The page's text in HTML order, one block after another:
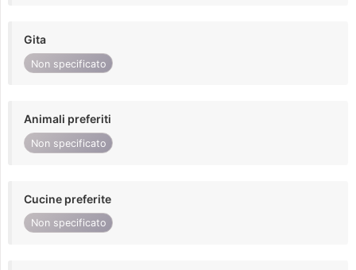
Gita
Non specificato
Animali preferiti
Non specificato
Cucine preferite
Non specificato